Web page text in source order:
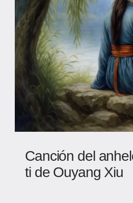
Canción del
ti de Ouyang Xiu